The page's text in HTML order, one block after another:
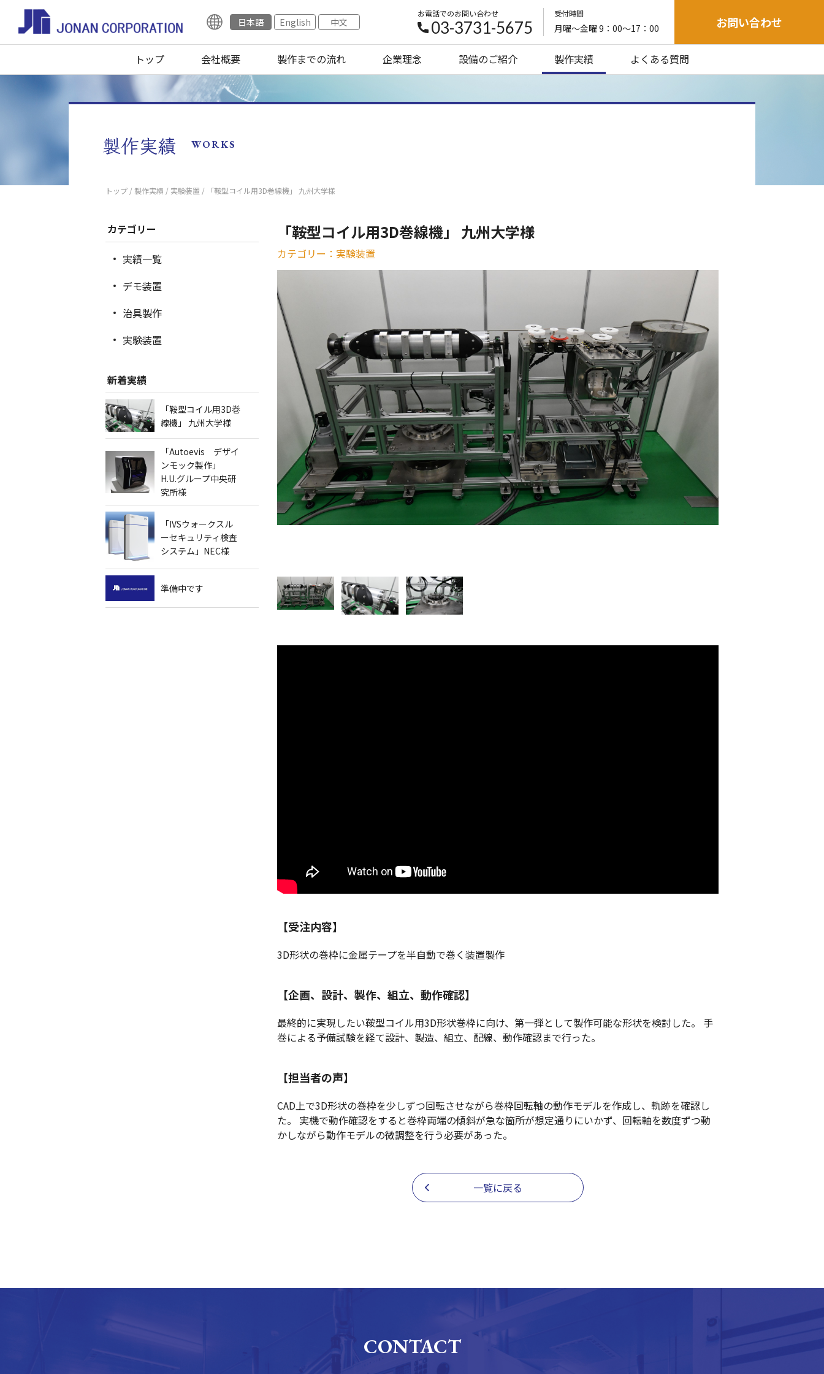
日本語 English 中文
お電話でのお問い合わせ
03-3731-5675
受付時間
月曜～金曜 9：00～17：00 お問い合わせ
トップ 会社概要 製作までの流れ 企業理念 設備のご紹介 製作実績 よくある質問
製作実績 WORKS
トップ /製作実績 / 実験装置 / 「鞍型コイル用3D巻線機」 九州大学様
「鞍型コイル用3D巻線機」 九州大学様
カテゴリー：実験装置
【受注内容】
3D形状の巻枠に金属テープを半自動で巻く装置製作
【企画、設計、製作、組立、動作確認】
最終的に実現したい鞍型コイル用3D形状巻枠に向け、第一弾として製作可能な形状を検討した。 手
巻による予備試験を経て設計、製造、組立、配線、動作確認まで行った。
【担当者の声】
CAD上で3D形状の巻枠を少しずつ回転させながら巻枠回転軸の動作モデルを作成し、軌跡を確認し
た。 実機で動作確認をすると巻枠両端の傾斜が急な箇所が想定通りにいかず、回転軸を数度ずつ動
かしながら動作モデルの微調整を行う必要があった。
一覧に戻る
カテゴリー
実績一覧
デモ装置
治具製作
実験装置
新着実績
「鞍型コイル用3D巻
線機」 九州大学様
「Autoevis デザイ
ンモック製作」
H.U.グループ中央研
究所様
「IVSウォークスル
ーセキュリティ検査
システム」NEC様
準備中です
CONTACT